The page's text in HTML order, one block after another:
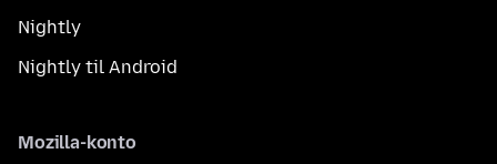
Nightly
Nightly til Android
Mozilla-konto